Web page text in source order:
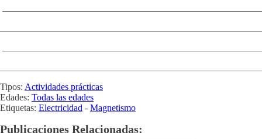
Tipos: Actividades prácticas
Edades: Todas las edades
Etiquetas: Electricidad - Magnetismo
Publicaciones Relacionadas: